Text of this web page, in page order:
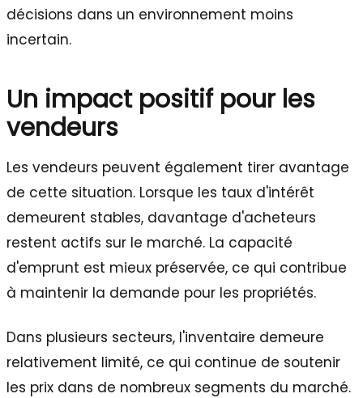
décisions dans un environnement moins
incertain.
Un impact positif pour les
vendeurs
Les vendeurs peuvent également tirer avantage
de cette situation. Lorsque les taux d'intérêt
demeurent stables, davantage d'acheteurs
restent actifs sur le marché. La capacité
d'emprunt est mieux préservée, ce qui contribue
à maintenir la demande pour les propriétés.
Dans plusieurs secteurs, l'inventaire demeure
relativement limité, ce qui continue de soutenir
les prix dans de nombreux segments du marché.